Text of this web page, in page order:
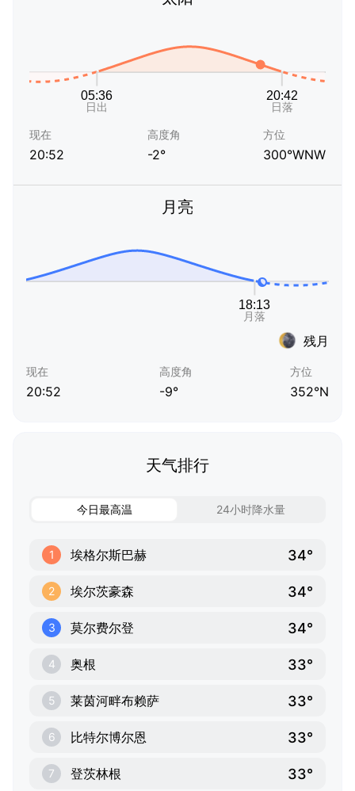
现在
20:52
高度角
-2°
方位
300°WNW
月亮
残月
现在
20:52
高度角
-9°
方位
352°N
天气排行
今日最高温 24小时降水量
1 埃格尔斯巴赫 34°
2 埃尔茨豪森 34°
3 莫尔费尔登 34°
4 奥根 33°
5 莱茵河畔布赖萨 33°
6 比特尔博尔恩 33°
7 登茨林根 33°